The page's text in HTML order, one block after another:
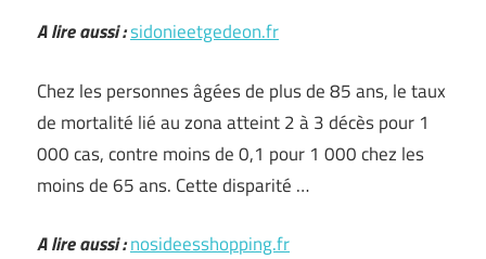
A lire aussi :sidonieetgedeon.fr
Chez les personnes âgées de plus de 85 ans, le taux
de mortalité lié au zona atteint 2 à 3 décès pour 1
000 cas, contre moins de 0,1 pour 1 000 chez les
moins de 65 ans. Cette disparité …
A lire aussi :nosideesshopping.fr